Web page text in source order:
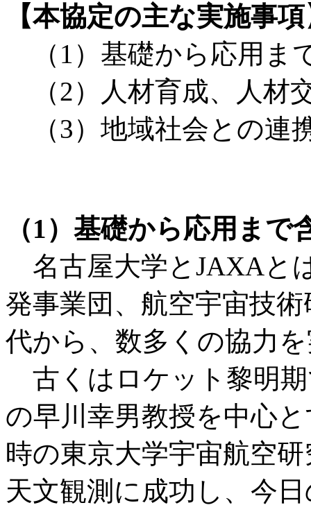
【本協定の主な実施事
（1）基礎から応用ま
（2）人材育成、人材
（3）地域社会との連
（1）基礎から応用まで
名古屋大学とJAXAと
発事業団、航空宇宙技
代から、数多くの協力
古くはロケット黎明期
の早川幸男教授を中心
時の東京大学宇宙航空
天文観測に成功し、今